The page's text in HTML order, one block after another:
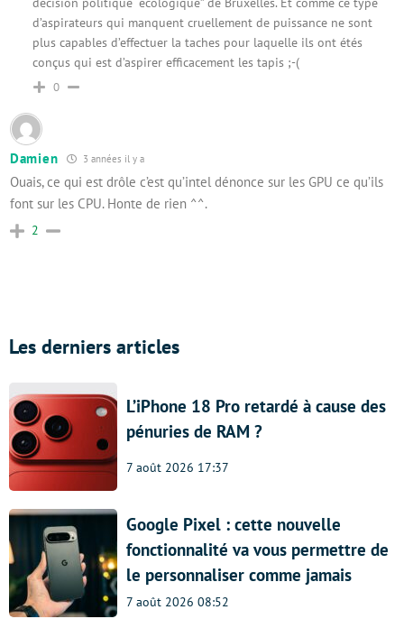
d’aspirateurs qui manquent cruellement de puissance ne sont
plus capables d’effectuer la taches pour laquelle ils ont étés
conçus qui est d’aspirer efficacement les tapis ;-(
0
Damien 3 années il y a
Ouais, ce qui est drôle c’est qu’intel dénonce sur les GPU ce qu’ils
font sur les CPU. Honte de rien ^^.
2
Les derniers articles
L’iPhone 18 Pro retardé à cause des
pénuries de RAM ?
7 août 2026 17:37
Google Pixel : cette nouvelle
fonctionnalité va vous permettre de
le personnaliser comme jamais
7 août 2026 08:52